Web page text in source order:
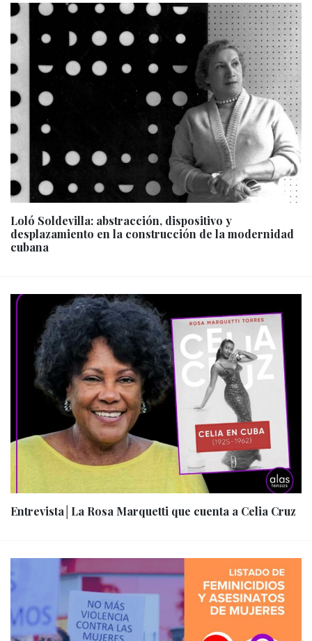
Loló Soldevilla: abstracción, dispositivo y
desplazamiento en la construcción de la modernidad
cubana
Entrevista│La Rosa Marquetti que cuenta a Celia Cruz